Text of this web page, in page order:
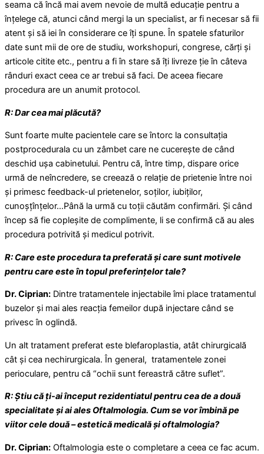
seama că încă mai avem nevoie de multă educație pentru a
înțelege că, atunci când mergi la un specialist, ar fi necesar să fii
atent și să iei în considerare ce îți spune. În spatele sfaturilor
date sunt mii de ore de studiu, workshopuri, congrese, cărți și
articole citite etc., pentru a fi în stare să îți livreze ție în câteva
rânduri exact ceea ce ar trebui să faci. De aceea fiecare
procedura are un anumit protocol.
R: Dar cea mai plăcută?
Sunt foarte multe pacientele care se întorc la consultația
postprocedurala cu un zâmbet care ne cucerește de când
deschid ușa cabinetului. Pentru că, între timp, dispare orice
urmă de neîncredere, se creează o relație de prietenie între noi
și primesc feedback-ul prietenelor, soților, iubiților,
cunoșțînțelor…Până la urmă cu toții căutăm confirmări. Și când
încep să fie copleșite de complimente, li se confirmă că au ales
procedura potrivită și medicul potrivit.
R: Care este procedura ta preferată și care sunt motivele
pentru care este în topul preferințelor tale?
Dr. Ciprian: Dintre tratamentele injectabile îmi place tratamentul
buzelor și mai ales reacția femeilor după injectare când se
privesc în oglindă.
Un alt tratament preferat este blefaroplastia, atât chirurgicală
cât și cea nechirurgicala. În general, tratamentele zonei
perioculare, pentru că “ochii sunt fereastră către suflet”.
R: Știu că ți-ai început rezidentiatul pentru cea de a două
specialitate și ai ales Oftalmologia. Cum se vor îmbină pe
viitor cele două – estetică medicală și oftalmologia?
Dr. Ciprian: Oftalmologia este o completare a ceea ce fac acum.